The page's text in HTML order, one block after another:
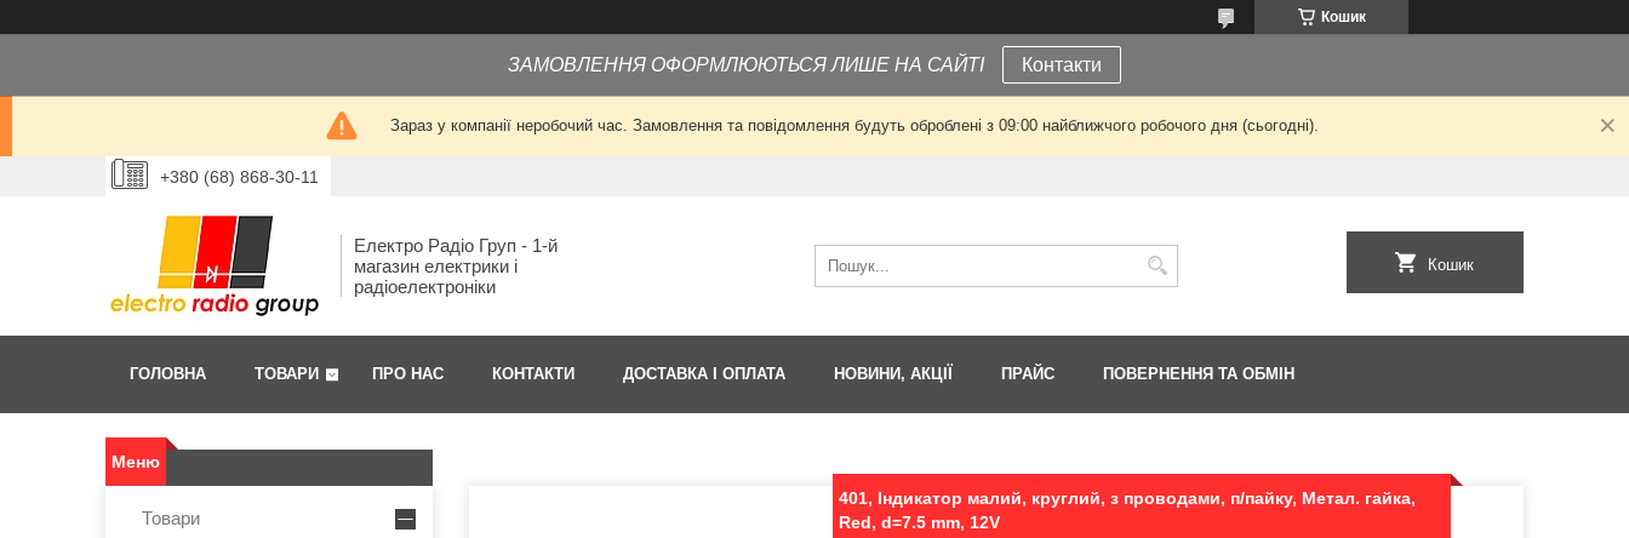
Кошик
ЗАМОВЛЕННЯ ОФОРМЛЮЮТЬСЯ ЛИШЕ НА САЙТІ Контакти
Зараз у компанії неробочий час. Замовлення та повідомлення будуть оброблені з 09:00 найближчого робочого дня (сьогодні).
+380 (68) 868-30-11
Електро Радіо Груп - 1-й
магазин електрики і
радіоелектроніки
Кошик
ГОЛОВНА ТОВАРИ ПРО НАС КОНТАКТИ ДОСТАВКА І ОПЛАТА НОВИНИ, АКЦІЇ ПРАЙС ПОВЕРНЕННЯ ТА ОБМІН
401, Індикатор малий, круглий, з проводами, п/пайку, Метал. гайка,
Red, d=7.5 mm, 12V
Товари